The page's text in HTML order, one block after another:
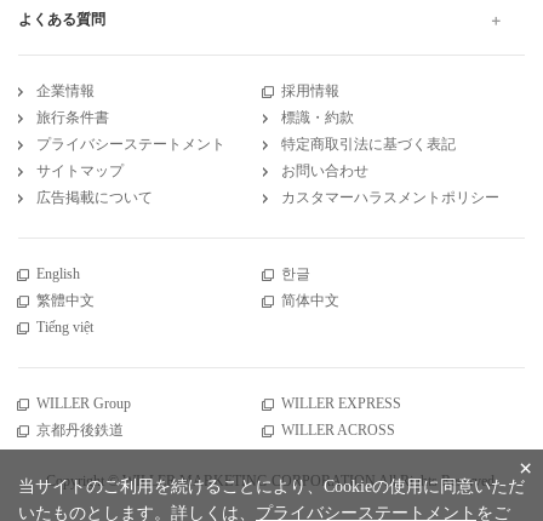
よくある質問
企業情報
採用情報
旅行条件書
標識・約款
プライバシーステートメント
特定商取引法に基づく表記
サイトマップ
お問い合わせ
広告掲載について
カスタマーハラスメントポリシー
English
한글
繁體中文
简体中文
Tiếng việt
WILLER Group
WILLER EXPRESS
京都丹後鉄道
WILLER ACROSS
Copyright © WILLER MARKETING CORPORATION All Rights Reserved.
×
当サイトのご利用を続けることにより、Cookieの使用に同意いただ
いたものとします。詳しくは、 プライバシーステートメント をご